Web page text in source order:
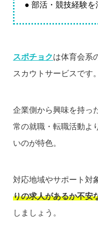
● 部活・競技経験を
スポチョクは体育会系
スカウトサービスです。
企業側から興味を持っ
常の就職・転職活動よ
いのが特色。
対応地域やサポート対
りの求人があるか不安
しましょう。